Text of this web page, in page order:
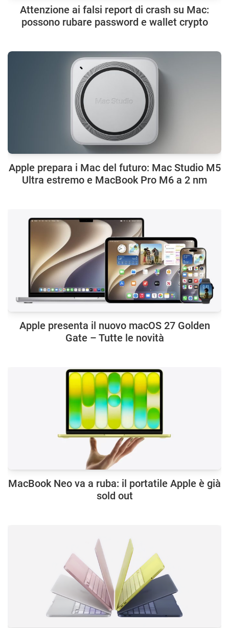
Attenzione ai falsi report di crash su Mac:
possono rubare password e wallet crypto
Apple prepara i Mac del futuro: Mac Studio M5
Ultra estremo e MacBook Pro M6 a 2 nm
Apple presenta il nuovo macOS 27 Golden
Gate – Tutte le novità
MacBook Neo va a ruba: il portatile Apple è già
sold out